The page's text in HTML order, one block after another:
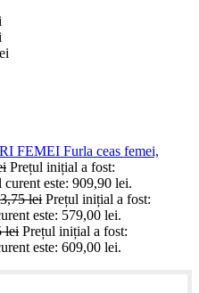
FEMEI Furla ceas femei,
Prețul inițial a fost:
curent este: 909,90 lei.
lei Prețul inițial a fost:
este: 579,00 lei.
lei Prețul inițial a fost:
este: 609,00 lei.